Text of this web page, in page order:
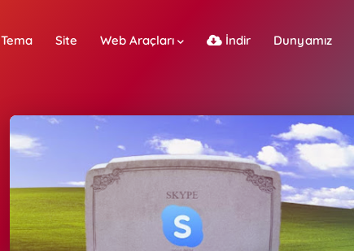
Tema Site Web Araçları İndir Dunyamız